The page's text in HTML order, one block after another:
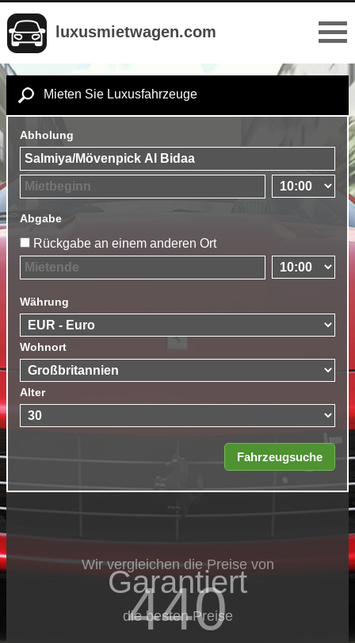
luxusmietwagen.com
Mieten Sie Luxusfahrzeuge
Abholung
Abgabe
Rückgabe an einem anderen Ort
Währung
Wohnort
Alter
Wir vergleichen die Preise von
440
Garantiert
die besten Preise